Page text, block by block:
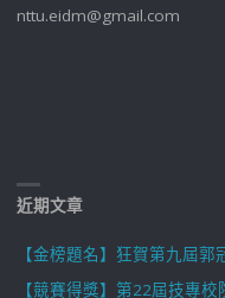
nttu.eidm@gmail.com
近期文章
【金榜題名】狂賀第九屆
【競賽得獎】第22屆技專